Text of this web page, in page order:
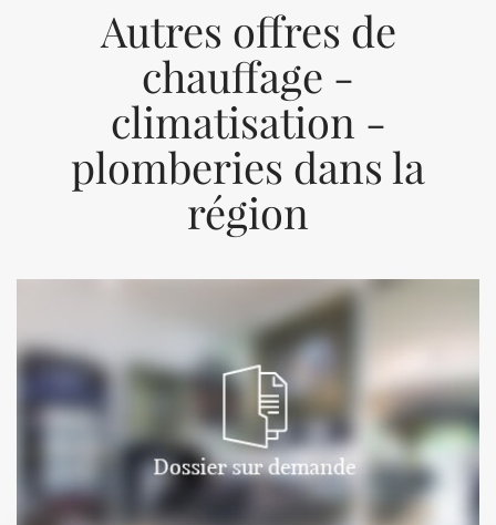
Autres offres de
chauffage -
climatisation -
plomberies dans la
région